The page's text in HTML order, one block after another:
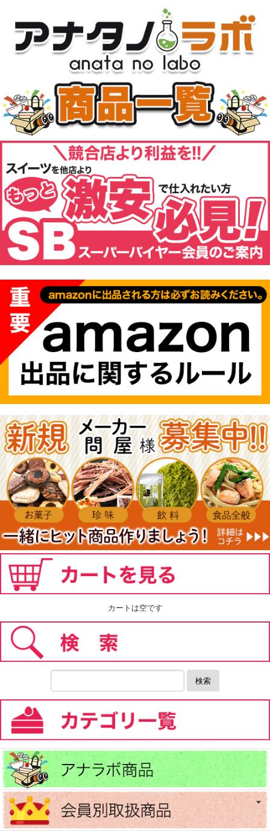
カートは空です
検索